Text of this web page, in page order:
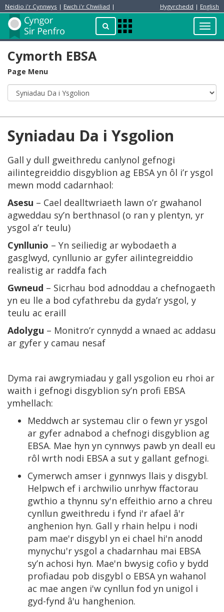
Neidio i'r Cynnwys | Ewch i'r Chwiliad | Hygyrchedd | English
ChwilioApps
Menu
Preswylydd
Cymorth EBSA
Page Menu
Syniadau Da i Ysgolion
Gall y dull gweithredu canlynol gefnogi
ailintegreiddio disgyblion ag EBSA yn ôl i’r ysgol
mewn modd cadarnhaol:
Asesu – Cael dealltwriaeth lawn o’r gwahanol
agweddau sy’n berthnasol (o ran y plentyn, yr
ysgol a’r teulu)
Cynllunio – Yn seiliedig ar wybodaeth a
gasglwyd, cynllunio ar gyfer ailintegreiddio
realistig ar raddfa fach
Gwneud – Sicrhau bod adnoddau a chefnogaeth
yn eu lle a bod cyfathrebu da gyda’r ysgol, y
teulu ac eraill
Adolygu – Monitro’r cynnydd a wnaed ac addasu
ar gyfer y camau nesaf
Dyma rai awgrymiadau y gall ysgolion eu rhoi ar
waith i gefnogi disgyblion sy’n profi EBSA
ymhellach:
Meddwch ar systemau clir o fewn yr ysgol
ar gyfer adnabod a chefnogi disgyblion ag
EBSA. Mae hyn yn cynnwys pawb yn deall eu
rôl wrth nodi EBSA a sut y gallant gefnogi.
Cymerwch amser i gynnwys llais y disgybl.
Helpwch ef i archwilio unrhyw ffactorau
gwthio a thynnu sy'n effeithio arno a chreu
cynllun gweithredu i fynd i'r afael â'r
anghenion hyn. Gall y rhain helpu i nodi
pam mae'r disgybl yn ei chael hi'n anodd
mynychu'r ysgol a chadarnhau mai EBSA
sy’n achosi hyn. Mae'n bwysig cofio y bydd
profiadau pob disgybl o EBSA yn wahanol
ac mae angen i'w cynllun fod yn unigol i
gyd-fynd â'u hanghenion.